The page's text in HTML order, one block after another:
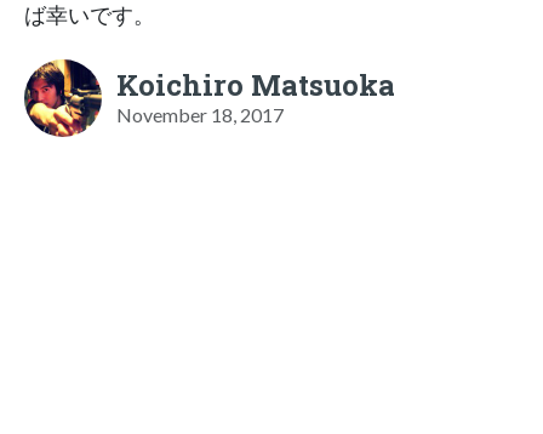
ば幸いです。
Koichiro Matsuoka
November 18, 2017